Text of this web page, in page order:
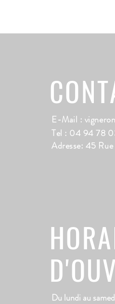
E-Mail :
Tel : 04 94 78
Adresse: 45
Du lundi au